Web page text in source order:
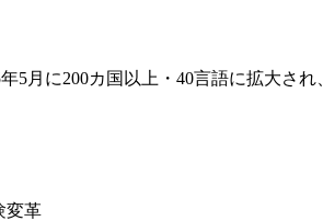
5月に200カ国以上・40言語に拡大さ
変革